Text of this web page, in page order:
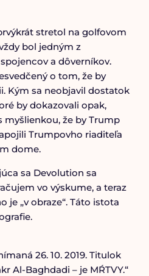
stretol na golfovom
bol jedným z
a dôverníkov.
o tom, že by
Kým sa neobjavil dostatok
by dokazovali opak,
myšlienkou, že by Trump
Trumpovho riaditeľa
dome.
sa Devolution sa
vo výskume, a teraz
je „v obraze“. Táto istota
26. 10. 2019. Titulok
Al-Baghdadi – je MŔTVY.“